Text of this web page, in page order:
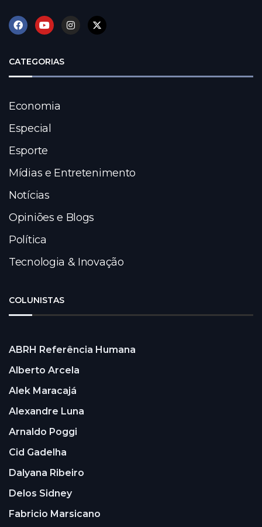
CATEGORIAS
Economia
Especial
Esporte
Mídias e Entretenimento
Notícias
Opiniões e Blogs
Política
Tecnologia & Inovação
COLUNISTAS
ABRH Referência Humana
Alberto Arcela
Alek Maracajá
Alexandre Luna
Arnaldo Poggi
Cid Gadelha
Dalyana Ribeiro
Delos Sidney
Fabricio Marsicano